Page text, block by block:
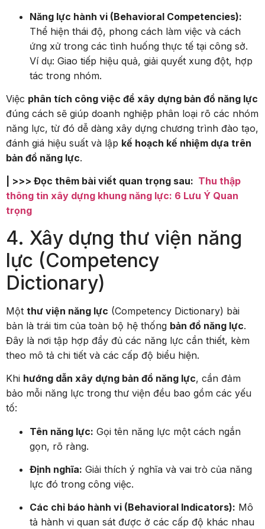
Năng lực hành vi (Behavioral Competencies):
Thể hiện thái độ, phong cách làm việc và cách
ứng xử trong các tình huống thực tế tại công sở.
Ví dụ: Giao tiếp hiệu quả, giải quyết xung đột, hợp
tác trong nhóm.
Việc phân tích công việc để xây dựng bản đồ năng lực
đúng cách sẽ giúp doanh nghiệp phân loại rõ các nhóm
năng lực, từ đó dễ dàng xây dựng chương trình đào tạo,
đánh giá hiệu suất và lập kế hoạch kế nhiệm dựa trên
bản đồ năng lực.
| >>> Đọc thêm bài viết quan trọng sau: Thu thập
thông tin xây dựng khung năng lực: 6 Lưu Ý Quan
trọng
4. Xây dựng thư viện năng
lực (Competency
Dictionary)
Một thư viện năng lực (Competency Dictionary) bài
bản là trái tim của toàn bộ hệ thống bản đồ năng lực.
Đây là nơi tập hợp đầy đủ các năng lực cần thiết, kèm
theo mô tả chi tiết và các cấp độ biểu hiện.
Khi hướng dẫn xây dựng bản đồ năng lực, cần đảm
bảo mỗi năng lực trong thư viện đều bao gồm các yếu
tố:
Tên năng lực: Gọi tên năng lực một cách ngắn
gọn, rõ ràng.
Định nghĩa: Giải thích ý nghĩa và vai trò của năng
lực đó trong công việc.
Các chỉ báo hành vi (Behavioral Indicators): Mô
tả hành vi quan sát được ở các cấp độ khác nhau